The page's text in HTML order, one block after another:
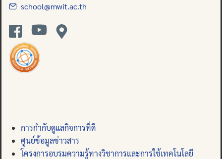
school@mwit.ac.th
การกำกับดูแลกิจการที่ดี
ศูนย์ข้อมูลข่าวสาร
โครงการอบรมความรู้ทางวิชาการและการใช้เทคโนโลยี